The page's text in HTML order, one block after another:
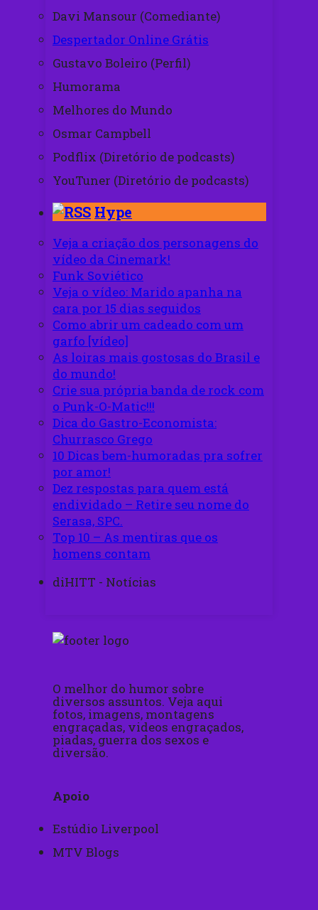
Davi Mansour (Comediante)
Despertador Online Grátis
Gustavo Boleiro (Perfil)
Humorama
Melhores do Mundo
Osmar Campbell
Podflix (Diretório de podcasts)
YouTuner (Diretório de podcasts)
Hype
Veja a criação dos personagens do
vídeo da Cinemark!
Funk Soviético
Veja o vídeo: Marido apanha na
cara por 15 dias seguidos
Como abrir um cadeado com um
garfo [vídeo]
As loiras mais gostosas do Brasil e
do mundo!
Crie sua própria banda de rock com
o Punk-O-Matic!!!
Dica do Gastro-Economista:
Churrasco Grego
10 Dicas bem-humoradas pra sofrer
por amor!
Dez respostas para quem está
endividado – Retire seu nome do
Serasa, SPC.
Top 10 – As mentiras que os
homens contam
diHITT - Notícias
O melhor do humor sobre
diversos assuntos. Veja aqui
fotos, imagens, montagens
engraçadas, videos engraçados,
piadas, guerra dos sexos e
diversão.
Apoio
Estúdio Liverpool
MTV Blogs